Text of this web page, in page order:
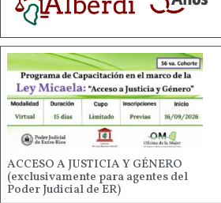
ACCESO A JUSTICIA Y GÉNERO
(exclusivamente para agentes del
Poder Judicial de ER)